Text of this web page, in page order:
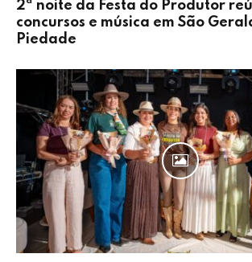
2ª noite da Festa do Produtor
concursos e música em São
Piedade